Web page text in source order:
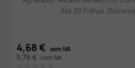
Até 50 Folhas
4,68 € sem IVA
5,76 € com IVA